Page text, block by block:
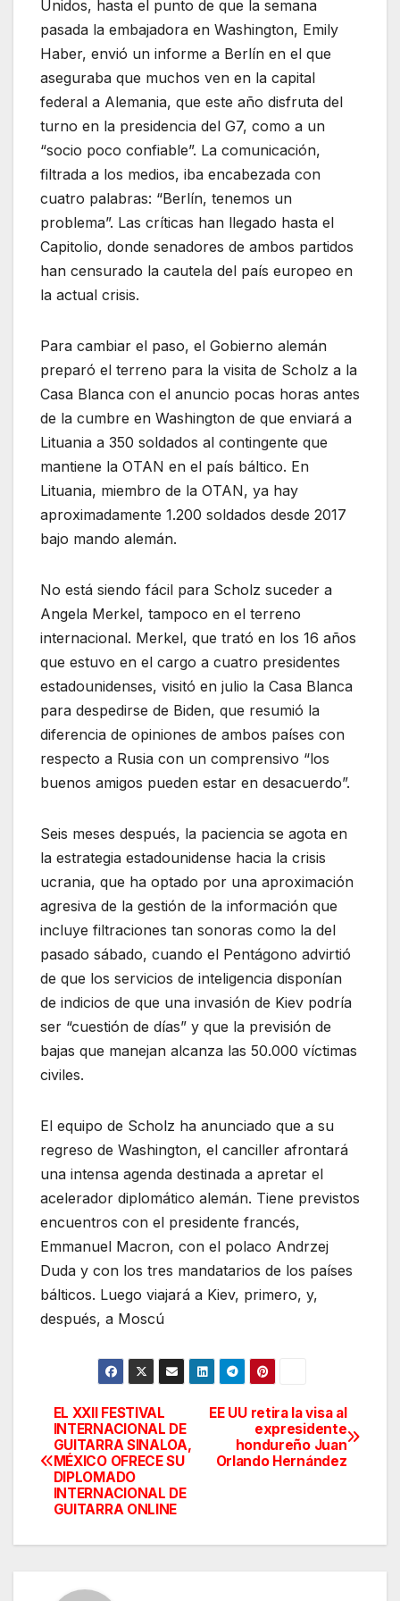
Unidos, hasta el punto de que la semana
pasada la embajadora en Washington, Emily
Haber, envió un informe a Berlín en el que
aseguraba que muchos ven en la capital
federal a Alemania, que este año disfruta del
turno en la presidencia del G7, como a un
“socio poco confiable”. La comunicación,
filtrada a los medios, iba encabezada con
cuatro palabras: “Berlín, tenemos un
problema”. Las críticas han llegado hasta el
Capitolio, donde senadores de ambos partidos
han censurado la cautela del país europeo en
la actual crisis.
Para cambiar el paso, el Gobierno alemán
preparó el terreno para la visita de Scholz a la
Casa Blanca con el anuncio pocas horas antes
de la cumbre en Washington de que enviará a
Lituania a 350 soldados al contingente que
mantiene la OTAN en el país báltico. En
Lituania, miembro de la OTAN, ya hay
aproximadamente 1.200 soldados desde 2017
bajo mando alemán.
No está siendo fácil para Scholz suceder a
Angela Merkel, tampoco en el terreno
internacional. Merkel, que trató en los 16 años
que estuvo en el cargo a cuatro presidentes
estadounidenses, visitó en julio la Casa Blanca
para despedirse de Biden, que resumió la
diferencia de opiniones de ambos países con
respecto a Rusia con un comprensivo “los
buenos amigos pueden estar en desacuerdo”.
Seis meses después, la paciencia se agota en
la estrategia estadounidense hacia la crisis
ucrania, que ha optado por una aproximación
agresiva de la gestión de la información que
incluye filtraciones tan sonoras como la del
pasado sábado, cuando el Pentágono advirtió
de que los servicios de inteligencia disponían
de indicios de que una invasión de Kiev podría
ser “cuestión de días” y que la previsión de
bajas que manejan alcanza las 50.000 víctimas
civiles.
El equipo de Scholz ha anunciado que a su
regreso de Washington, el canciller afrontará
una intensa agenda destinada a apretar el
acelerador diplomático alemán. Tiene previstos
encuentros con el presidente francés,
Emmanuel Macron, con el polaco Andrzej
Duda y con los tres mandatarios de los países
bálticos. Luego viajará a Kiev, primero, y,
después, a Moscú
Navegación
de
entradas
EE UU retira la visa al
expresidente
hondureño Juan
Orlando Hernández
EL XXII FESTIVAL
INTERNACIONAL DE
GUITARRA SINALOA,
MÉXICO OFRECE SU
DIPLOMADO
INTERNACIONAL DE
GUITARRA ONLINE